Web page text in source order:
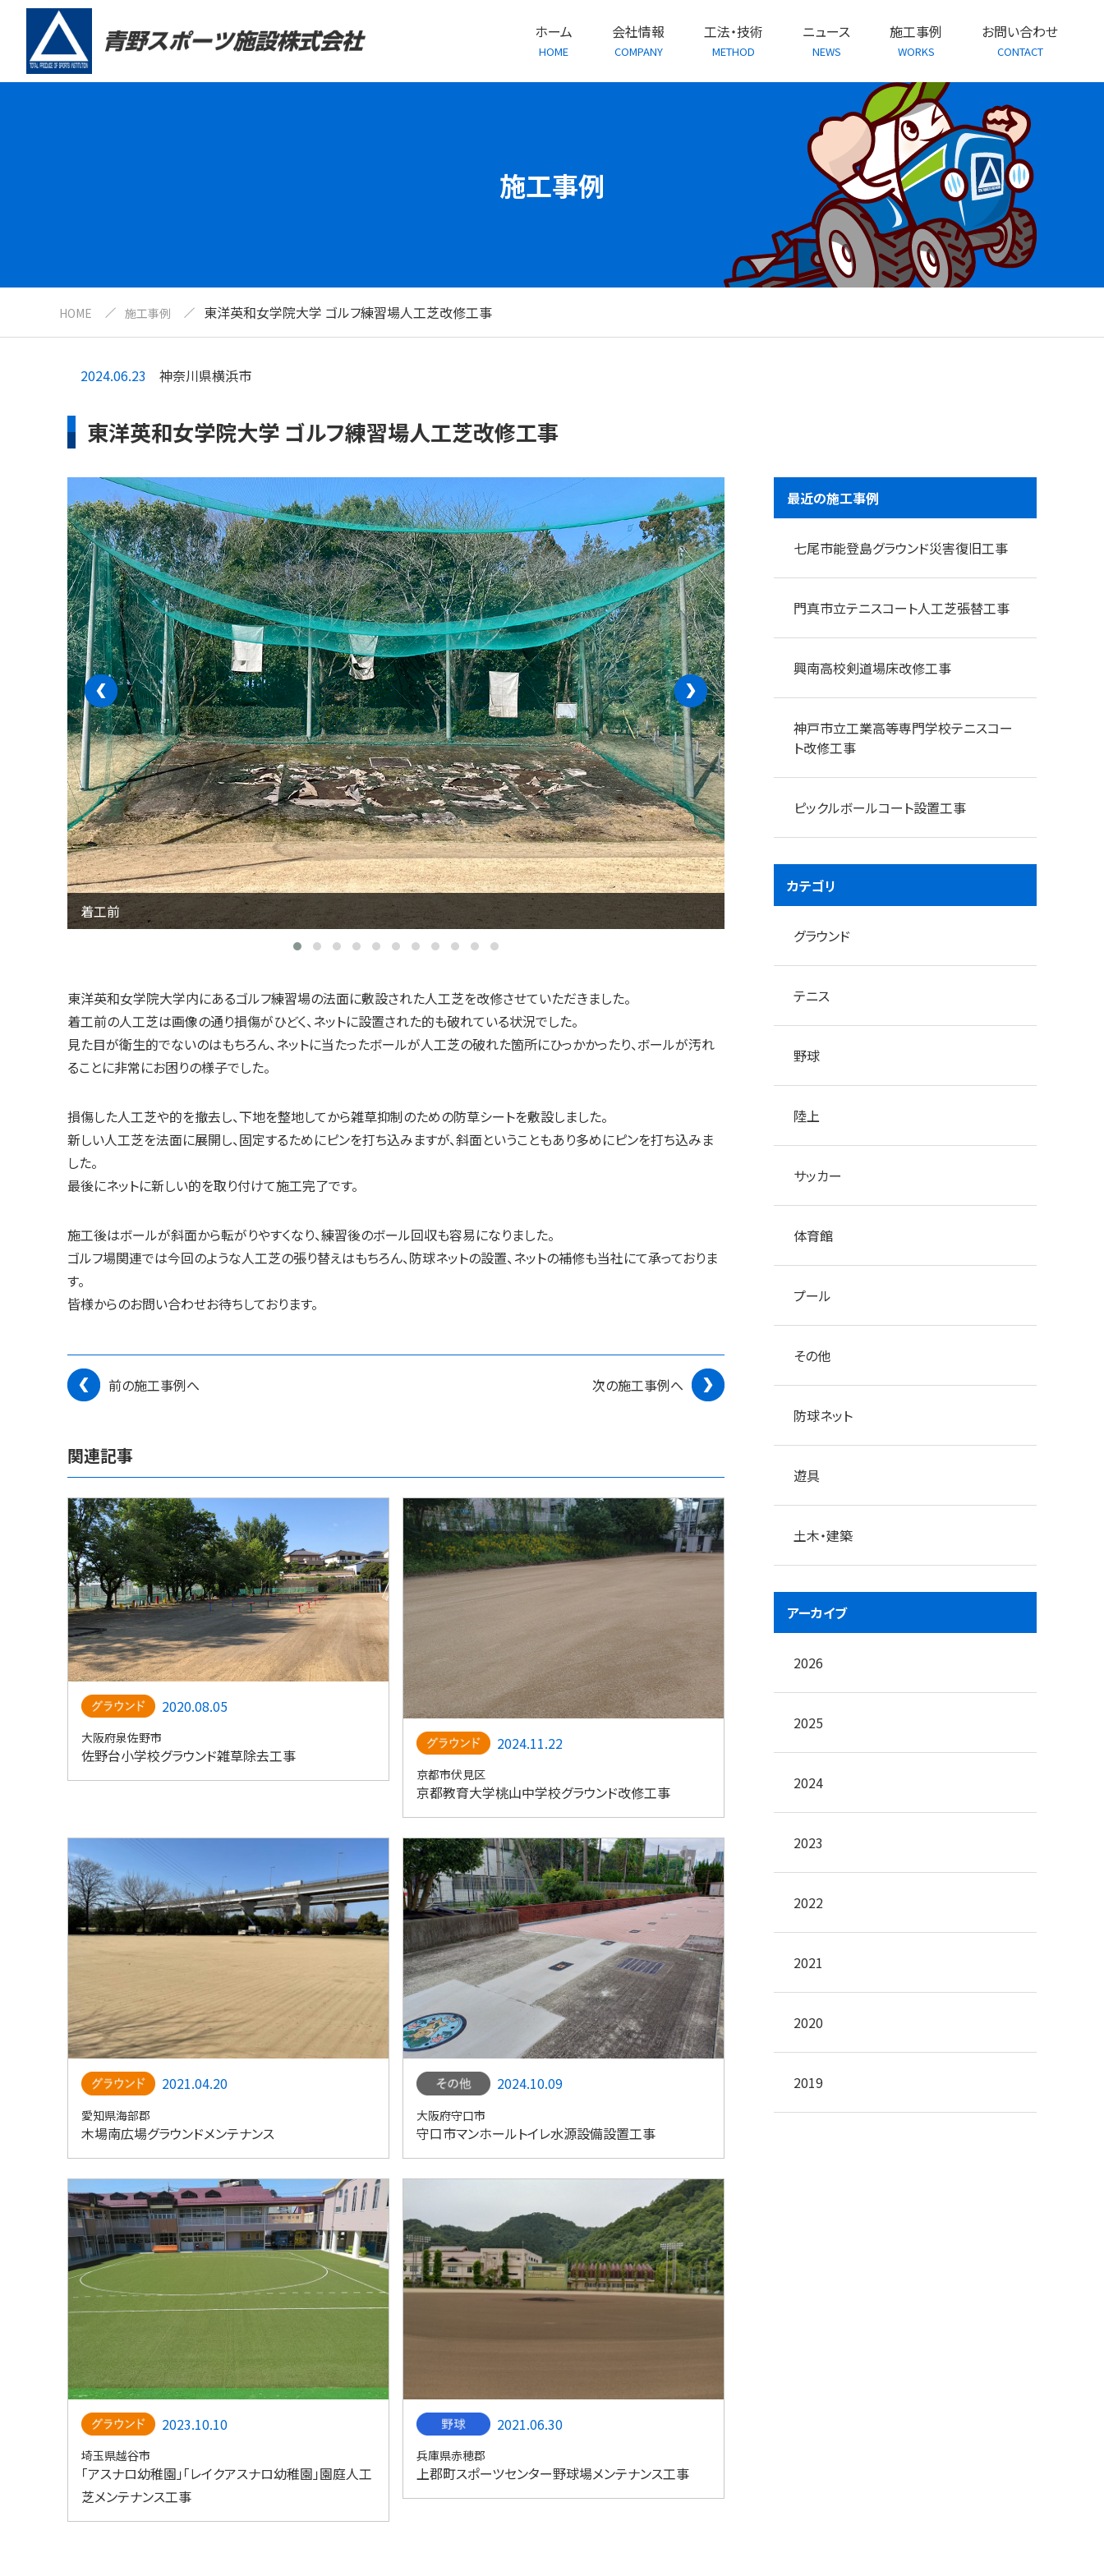
ホーム
HOME
会社情報
COMPANY
工法・技術
METHOD
ニュース
NEWS
施工事例
WORKS
お問い合わせ
CONTACT
施工事例
HOME 施工事例 東洋英和女学院大学 ゴルフ練習場人工芝改修工事
2024.06.23 神奈川県横浜市
東洋英和女学院大学 ゴルフ練習場人工芝改修工事
着工前 着工前
‹ ›
東洋英和女学院大学内にあるゴルフ練習場の法面に敷設された人工芝を改修させていただきました。
着工前の人工芝は画像の通り損傷がひどく、ネットに設置された的も破れている状況でした。
見た目が衛生的でないのはもちろん、ネットに当たったボールが人工芝の破れた箇所にひっかかったり、ボールが汚れ
ることに非常にお困りの様子でした。
損傷した人工芝や的を撤去し、下地を整地してから雑草抑制のための防草シートを敷設しました。
新しい人工芝を法面に展開し、固定するためにピンを打ち込みますが、斜面ということもあり多めにピンを打ち込みま
した。
最後にネットに新しい的を取り付けて施工完了です。
施工後はボールが斜面から転がりやすくなり、練習後のボール回収も容易になりました。
ゴルフ場関連では今回のような人工芝の張り替えはもちろん、防球ネットの設置、ネットの補修も当社にて承っておりま
す。
皆様からのお問い合わせお待ちしております。
前の施工事例へ 次の施工事例へ
関連記事
2020.08.05
大阪府泉佐野市
佐野台小学校グラウンド雑草除去工事
2024.11.22
京都市伏見区
京都教育大学桃山中学校グラウンド改修工事
2021.04.20
愛知県海部郡
木場南広場グラウンドメンテナンス
2024.10.09
大阪府守口市
守口市マンホールトイレ水源設備設置工事
2023.10.10
埼玉県越谷市
「アスナロ幼稚園」「レイクアスナロ幼稚園」園庭人工
芝メンテナンス工事
2021.06.30
兵庫県赤穂郡
上郡町スポーツセンター野球場メンテナンス工事
最近の施工事例
七尾市能登島グラウンド災害復旧工事
門真市立テニスコート人工芝張替工事
興南高校剣道場床改修工事
神戸市立工業高等専門学校テニスコー
ト改修工事
ピックルボールコート設置工事
カテゴリ
グラウンド
テニス
野球
陸上
サッカー
体育館
プール
その他
防球ネット
遊具
土木・建築
アーカイブ
2026
2025
2024
2023
2022
2021
2020
2019